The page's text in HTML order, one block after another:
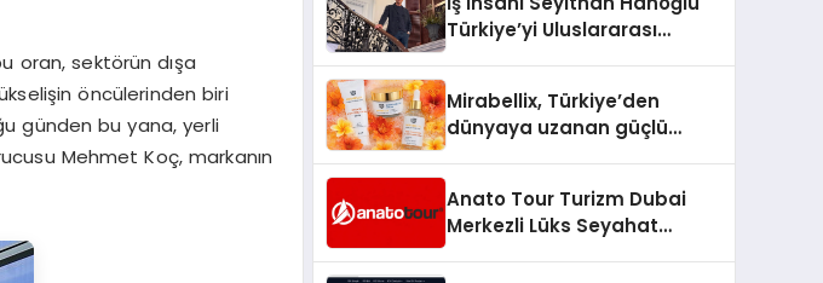
oran, sektörün dışa
öncülerinden biri
günden bu yana, yerli
Mehmet Koç, markanın
Türkiye’yi Uluslararası
Mirabellix, Türkiye’den
dünyaya uzanan güçlü
Anato Tour Turizm Dubai
Merkezli Lüks Seyahat